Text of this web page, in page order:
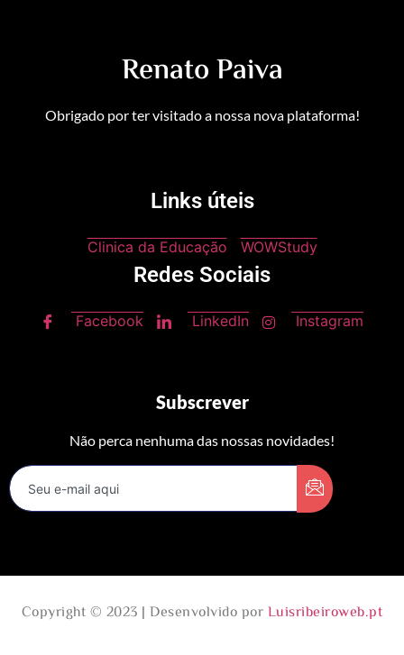
Renato Paiva
Obrigado por ter visitado a nossa nova plataforma!
Links úteis
Clinica da Educação WOWStudy
Redes Sociais
Facebook LinkedIn Instagram
Subscrever
Não perca nenhuma das nossas novidades!
Copyright © 2023 | Desenvolvido por Luisribeiroweb.pt